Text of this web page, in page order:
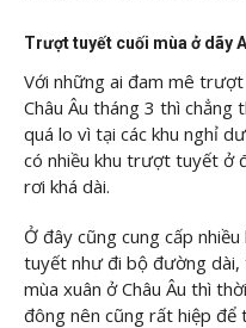
Trượt tuyết cuối mùa ở dãy
Với những ai đam mê
Châu Âu tháng 3 thì
quá lo vì tại các khu nghỉ
có nhiều khu trượt tuyết ở
rơi khá dài.
Ở đây cũng cung cấp
tuyết như đi bộ đường dài,
mùa xuân ở Châu Âu thì
đông nên cũng rất hiệp